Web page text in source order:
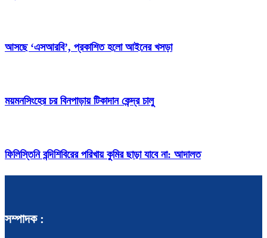
আসছে ‘এসআরবি’, প্রকাশিত হলো আইনের খসড়া
ময়মনসিংহের চর বিনপাড়ায় টিকাদান কেন্দ্র চালু
ফিলিস্তিনি বন্দিশিবিরের পরিখায় কুমির ছাড়া যাবে না: আদালত
সম্পাদক :